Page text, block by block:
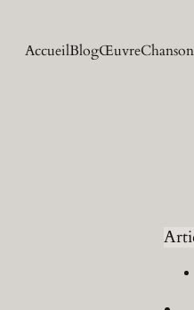
AccueilBlogŒuvre